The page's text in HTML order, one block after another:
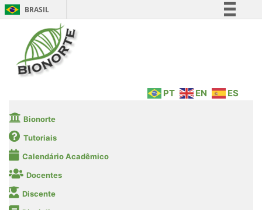
BRASIL
Legislação
PT EN ES
Bionorte
Tutoriais
Calendário Acadêmico
Docentes
Discente